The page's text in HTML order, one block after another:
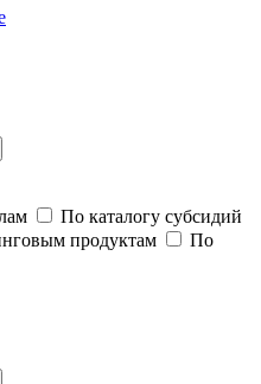
По каталогу субсидий
продуктам
По